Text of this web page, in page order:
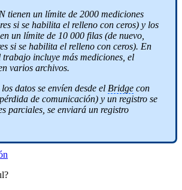
tienen un límite de 2000 mediciones
si se habilita el relleno con ceros) y los
un límite de 10 000 filas (de nuevo,
si se habilita el relleno con ceros). En
trabajo incluye más mediciones, el
varios archivos.
datos se envíen desde el Bridge con
de comunicación) y un registro se
parciales, se enviará un registro